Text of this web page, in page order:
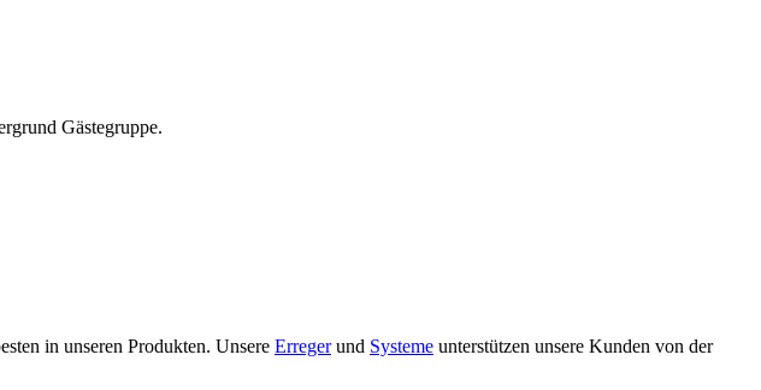
Gästegruppe.
in unseren Produkten. Unsere Erregerund Systeme unterstützen unsere Kunden von der